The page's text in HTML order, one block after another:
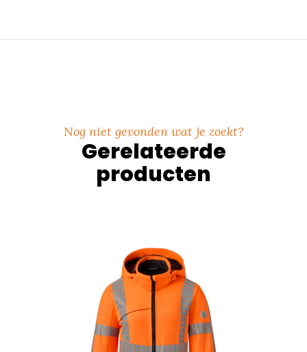
Nog niet gevonden wat je zoekt?
Gerelateerde
producten